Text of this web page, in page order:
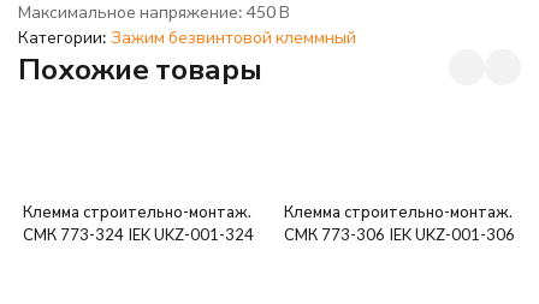
Максимальное напряжение: 450 В
Категории: Зажим безвинтовой клеммный
Похожие товары
Клемма строительно-монтаж.
СМК 773-324 IEK UKZ-001-324
Клемма строительно-монтаж.
СМК 773-306 IEK UKZ-001-306